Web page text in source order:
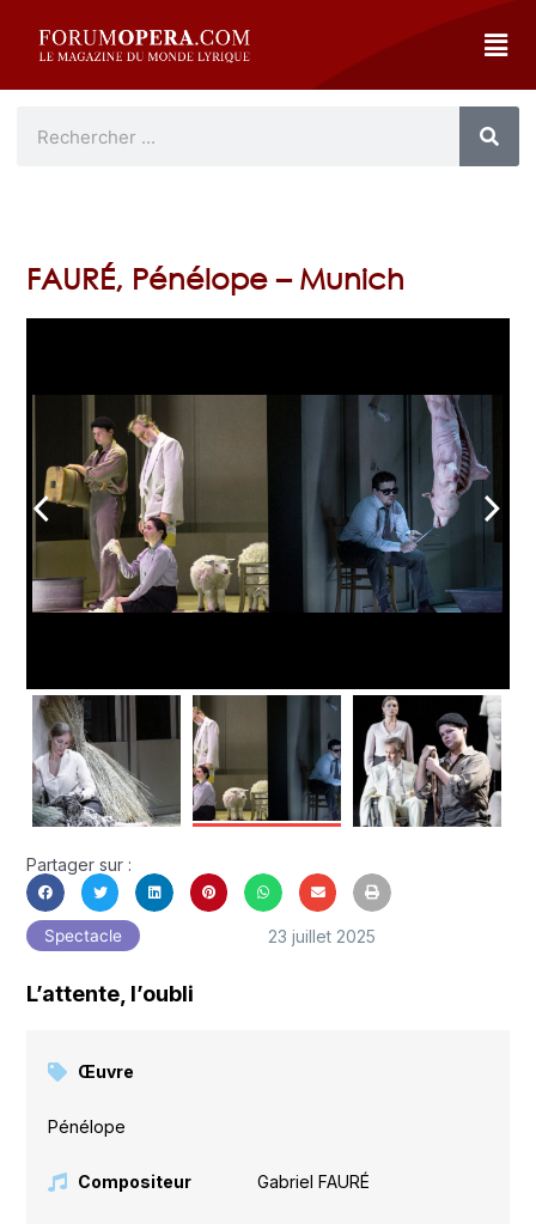
FAURÉ, Pénélope – Munich
arrow_back_ios arrow_forward_ios
Partager sur :
Spectacle 23 juillet 2025
L’attente, l’oubli
Œuvre
Pénélope
Compositeur Gabriel FAURÉ